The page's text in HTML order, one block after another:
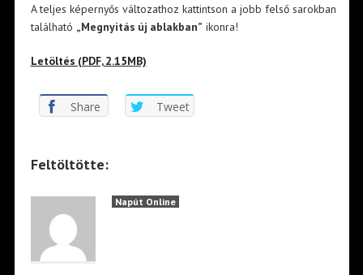
A teljes képernyős változathoz kattintson a jobb felső sarokban
található „Megnyitás új ablakban” ikonra!
Letöltés (PDF, 2.15MB)
Share Tweet
Feltöltötte:
Napút Online